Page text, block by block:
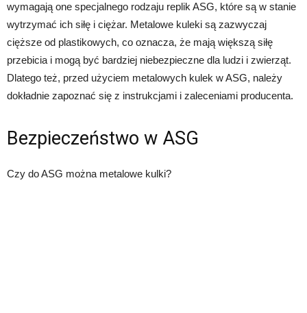
wymagają one specjalnego rodzaju replik ASG, które są w stanie
wytrzymać ich siłę i ciężar. Metalowe kuleki są zazwyczaj
cięższe od plastikowych, co oznacza, że mają większą siłę
przebicia i mogą być bardziej niebezpieczne dla ludzi i zwierząt.
Dlatego też, przed użyciem metalowych kulek w ASG, należy
dokładnie zapoznać się z instrukcjami i zaleceniami producenta.
Bezpieczeństwo w ASG
Czy do ASG można metalowe kulki?